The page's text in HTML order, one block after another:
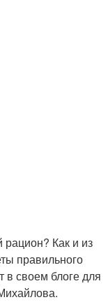
Как и из
правильного
в своем блоге для